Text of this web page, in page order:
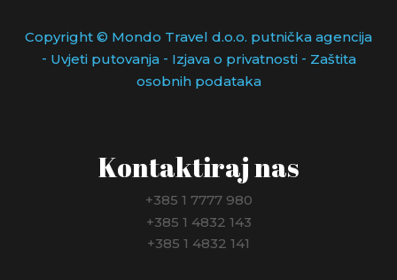
Copyright © Mondo Travel d.o.o. putnička agencija
- Uvjeti putovanja- Izjava o privatnosti- Zaštita
osobnih podataka
Kontaktiraj nas
+385 1 7777 980
+385 1 4832 143
+385 1 4832 141